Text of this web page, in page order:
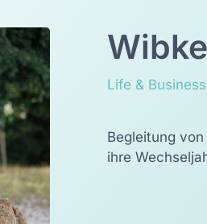
Life &
Begleitung
ihre